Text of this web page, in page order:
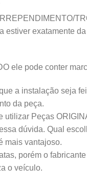
estiver exatamente
ele pode conter
a instalação seja
da peça.
utilizar Peças
dúvida. Qual
mais vantajoso.
porém o
o veículo.